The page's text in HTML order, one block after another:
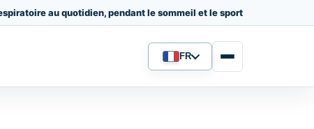
au quotidien, pendant le sommeil et le sport
Langue
FR